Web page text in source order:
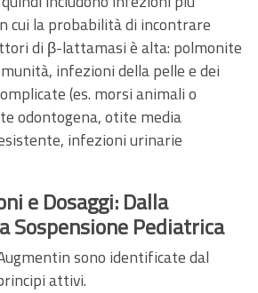
cui la probabilità di incontrare
di β-lattamasi è alta: polmonite
infezioni della pelle e dei
(es. morsi animali o
odontogena, otite media
infezioni urinarie
e Dosaggi: Dalla
Sospensione Pediatrica
sono identificate dal
attivi.